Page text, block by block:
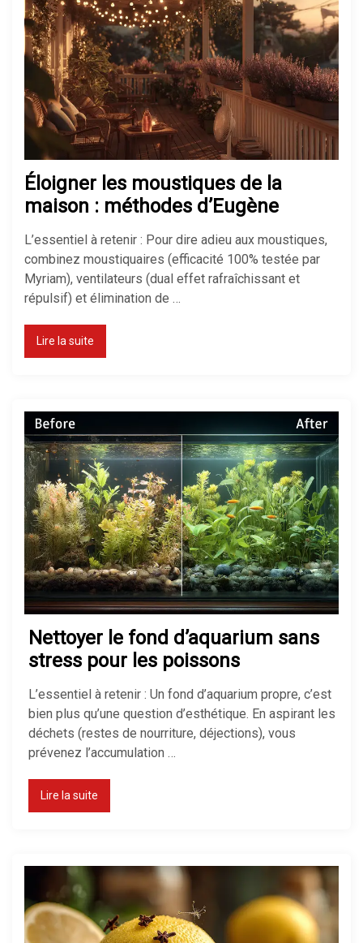
Éloigner les moustiques de la
maison : méthodes d’Eugène
L’essentiel à retenir : Pour dire adieu aux moustiques,
combinez moustiquaires (efficacité 100% testée par
Myriam), ventilateurs (dual effet rafraîchissant et
répulsif) et élimination de …
Lire la suite
Nettoyer le fond d’aquarium sans
stress pour les poissons
L’essentiel à retenir : Un fond d’aquarium propre, c’est
bien plus qu’une question d’esthétique. En aspirant les
déchets (restes de nourriture, déjections), vous
prévenez l’accumulation …
Lire la suite